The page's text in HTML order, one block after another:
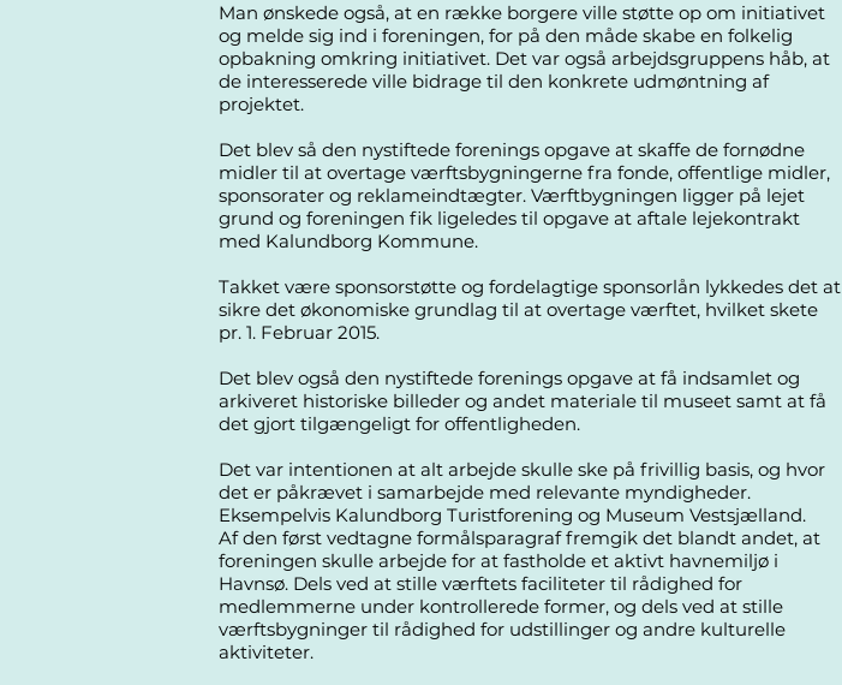
Man ønskede også, at en række borgere ville støtte op om initiativet
og melde sig ind i foreningen, for på den måde skabe en folkelig
opbakning omkring initiativet. Det var også arbejdsgruppens håb, at
de interesserede ville bidrage til den konkrete udmøntning af
projektet.
Det blev så den nystiftede forenings opgave at skaffe de fornødne
midler til at overtage værftsbygningerne fra fonde, offentlige midler,
sponsorater og reklameindtægter. Værftbygningen ligger på lejet
grund og foreningen fik ligeledes til opgave at aftale lejekontrakt
med Kalundborg Kommune.
Takket være sponsorstøtte og fordelagtige sponsorlån lykkedes det at
sikre det økonomiske grundlag til at overtage værftet, hvilket skete
pr. 1. Februar 2015.
Det blev også den nystiftede forenings opgave at få indsamlet og
arkiveret historiske billeder og andet materiale til museet samt at få
det gjort tilgængeligt for offentligheden.
Det var intentionen at alt arbejde skulle ske på frivillig basis, og hvor
det er påkrævet i samarbejde med relevante myndigheder.
Eksempelvis Kalundborg Turistforening og Museum Vestsjælland.
Af den først vedtagne formålsparagraf fremgik det blandt andet, at
foreningen skulle arbejde for at fastholde et aktivt havnemiljø i
Havnsø. Dels ved at stille værftets faciliteter til rådighed for
medlemmerne under kontrollerede former, og dels ved at stille
værftsbygninger til rådighed for udstillinger og andre kulturelle
aktiviteter.